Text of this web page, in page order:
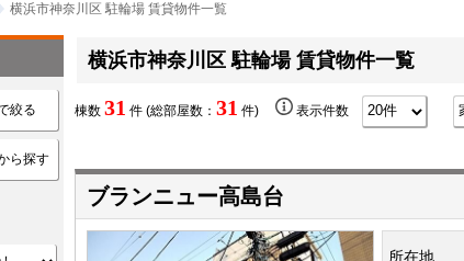
横浜市神奈川区 駐輪場 賃貸物件一覧
横浜市神奈川区 駐輪場 賃貸物件一覧
棟数 31 件 (総部屋数： 31 件) 表示件数
ブランニュー高島台
所在地
絞る
ら探す